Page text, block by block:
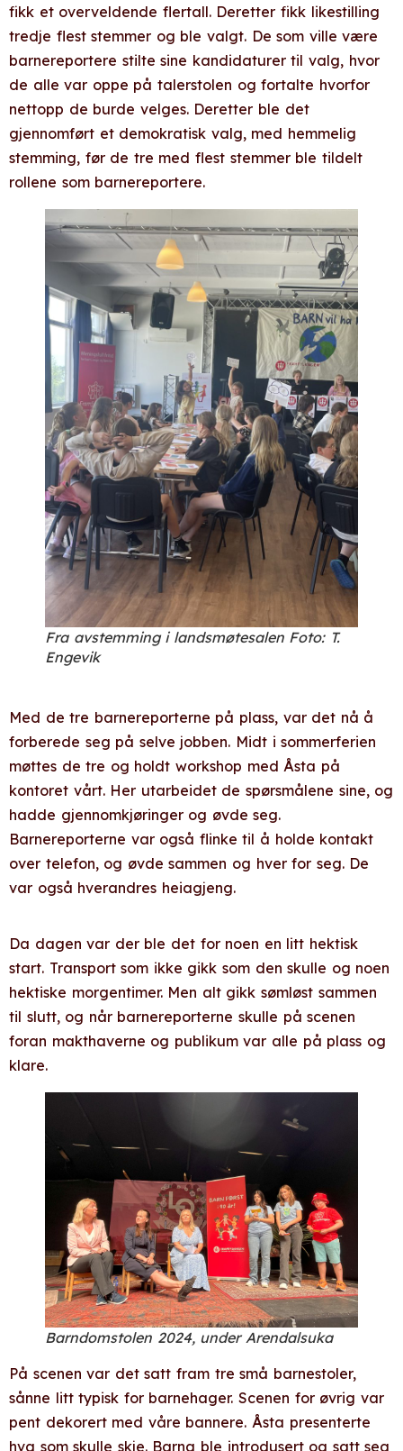
fikk et overveldende flertall. Deretter fikk likestilling
tredje flest stemmer og ble valgt. De som ville være
barnereportere stilte sine kandidaturer til valg, hvor
de alle var oppe på talerstolen og fortalte hvorfor
nettopp de burde velges. Deretter ble det
gjennomført et demokratisk valg, med hemmelig
stemming, før de tre med flest stemmer ble tildelt
rollene som barnereportere.
Fra avstemming i landsmøtesalen Foto: T.
Engevik
Med de tre barnereporterne på plass, var det nå å
forberede seg på selve jobben. Midt i sommerferien
møttes de tre og holdt workshop med Åsta på
kontoret vårt. Her utarbeidet de spørsmålene sine, og
hadde gjennomkjøringer og øvde seg.
Barnereporterne var også flinke til å holde kontakt
over telefon, og øvde sammen og hver for seg. De
var også hverandres heiagjeng.
Da dagen var der ble det for noen en litt hektisk
start. Transport som ikke gikk som den skulle og noen
hektiske morgentimer. Men alt gikk sømløst sammen
til slutt, og når barnereporterne skulle på scenen
foran makthaverne og publikum var alle på plass og
klare.
Barndomstolen 2024, under Arendalsuka
På scenen var det satt fram tre små barnestoler,
sånne litt typisk for barnehager. Scenen for øvrig var
pent dekorert med våre bannere. Åsta presenterte
hva som skulle skje. Barna ble introdusert og satt seg